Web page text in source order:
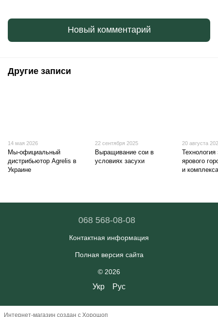
Новый комментарий
Другие записи
14 мая 2026
Мы-официальный
дистрибьютор Agrelis в
Украине
22 сентября 2025
Выращивание сои в
условиях засухи
20 августа
ярового
и
068 568-08-08
Контактная информация
Полная версия сайта
© 2026
Укр Рус
Интернет-магазин создан с Хорошоп